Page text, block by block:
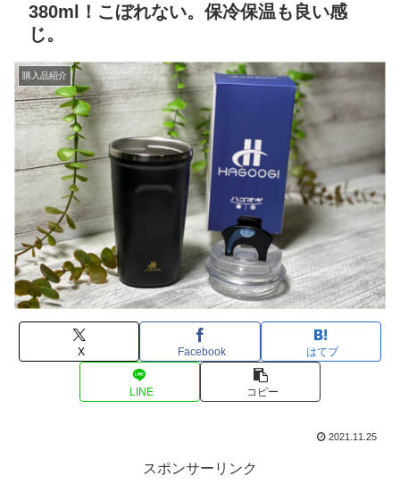
380ml！こぼれない。保冷保温も良い感
じ。
購入品紹介
X Facebook はてブ
LINE コピー
2021.11.25
スポンサーリンク